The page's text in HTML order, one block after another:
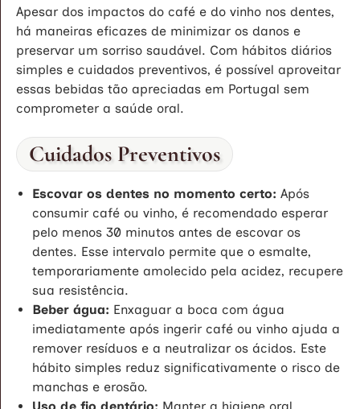
Apesar dos impactos do café e do vinho nos dentes,
há maneiras eficazes de minimizar os danos e
preservar um sorriso saudável. Com hábitos diários
simples e cuidados preventivos, é possível aproveitar
essas bebidas tão apreciadas em Portugal sem
comprometer a saúde oral.
Cuidados Preventivos
Escovar os dentes no momento certo: Após
consumir café ou vinho, é recomendado esperar
pelo menos 30 minutos antes de escovar os
dentes. Esse intervalo permite que o esmalte,
temporariamente amolecido pela acidez, recupere
sua resistência.
Beber água: Enxaguar a boca com água
imediatamente após ingerir café ou vinho ajuda a
remover resíduos e a neutralizar os ácidos. Este
hábito simples reduz significativamente o risco de
manchas e erosão.